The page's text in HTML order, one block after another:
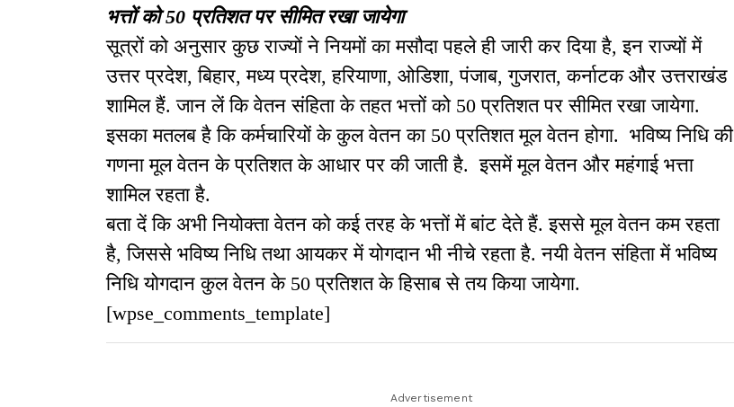
भत्तों को 50 प्रतिशत पर सीमित रखा जायेगा
सूत्रों को अनुसार कुछ राज्यों ने नियमों का मसौदा पहले ही जारी कर दिया है, इन राज्यों में
उत्तर प्रदेश, बिहार, मध्य प्रदेश, हरियाणा, ओडिशा, पंजाब, गुजरात, कर्नाटक और उत्तराखंड
शामिल हैं. जान लें कि वेतन संहिता के तहत भत्तों को 50 प्रतिशत पर सीमित रखा जायेगा.
इसका मतलब है कि कर्मचारियों के कुल वेतन का 50 प्रतिशत मूल वेतन होगा. भविष्य निधि की
गणना मूल वेतन के प्रतिशत के आधार पर की जाती है. इसमें मूल वेतन और महंगाई भत्ता
शामिल रहता है.
बता दें कि अभी नियोक्ता वेतन को कई तरह के भत्तों में बांट देते हैं. इससे मूल वेतन कम रहता
है, जिससे भविष्य निधि तथा आयकर में योगदान भी नीचे रहता है. नयी वेतन संहिता में भविष्य
निधि योगदान कुल वेतन के 50 प्रतिशत के हिसाब से तय किया जायेगा.
[wpse_comments_template]
Advertisement